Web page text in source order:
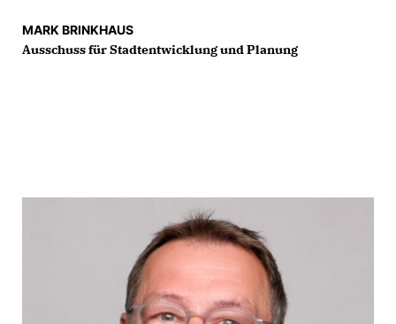
MARK BRINKHAUS
Ausschuss für Stadtentwicklung und Planung